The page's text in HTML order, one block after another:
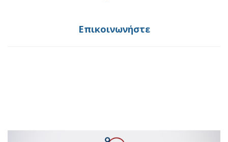
Επικοινωνήστε